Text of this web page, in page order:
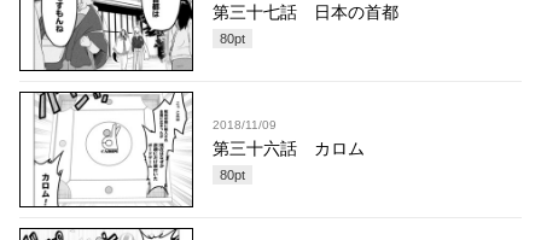
第三十七話 日本の首都
80pt
2018/11/09
第三十六話 カロム
80pt